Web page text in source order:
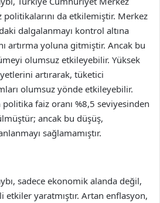
politikalarını da etkilemiştir. Merkez
dalgalanmayı kontrol altına
artırma yoluna gitmiştir. Ancak bu
olumsuz etkileyebilir. Yüksek
artırarak, tüketici
olumsuz yönde etkileyebilir.
politika faiz oranı %8,5 seviyesinden
ancak bu düşüş,
sağlamamıştır.
sadece ekonomik alanda değil,
etkiler yaratmıştır. Artan enflasyon,